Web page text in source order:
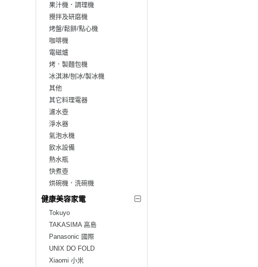
果汁機．調理機
攪拌及研磨機
烤盤/鬆餅/點心機
咖啡機
電磁爐
烤．製麵包機
冰淇淋/刨冰/製冰機
其他
其它料理電器
濾水壺
淨水器
氣泡水機
飲水設備
熱水瓶
快煮壺
烘碗機．洗碗機
健康美容家電
Tokuyo
TAKASIMA 高島
Panasonic 國際
UNIX DO FOLD
Xiaomi 小米